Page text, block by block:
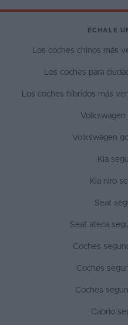
ÉCHALE
Los coches chinos más
Los coches para
Los coches híbridos más
Volkswagen
Volkswagen
Kia
Kia niro
Seat
Seat ateca
Coches
Coches
Coches
Cabrio